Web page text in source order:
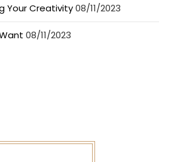
Your Creativity08/11/2023
08/11/2023